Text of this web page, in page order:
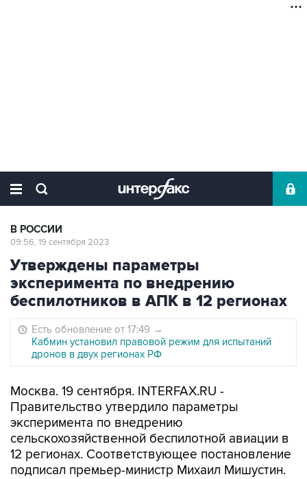
В РОССИИ
09:56, 19 сентября 2023
Утверждены параметры
эксперимента по внедрению
беспилотников в АПК в 12 регионах
Есть обновление от 17:49 →
Кабмин установил правовой режим для испытаний
дронов в двух регионах РФ
Москва. 19 сентября. INTERFAX.RU -
Правительство утвердило параметры
эксперимента по внедрению
сельскохозяйственной беспилотной авиации в
12 регионах. Соответствующее постановление
подписал премьер-министр Михаил Мишустин.